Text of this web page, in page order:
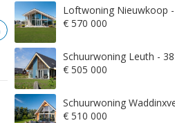
Loftwoning Nieuwkoop -
€ 570 000
Schuurwoning Leuth -
€ 505 000
Schuurwoning
€ 510 000